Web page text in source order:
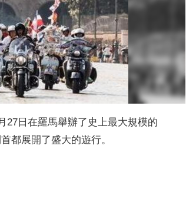
27日在羅馬舉辦了史上最大規模的
都展開了盛大的遊行。